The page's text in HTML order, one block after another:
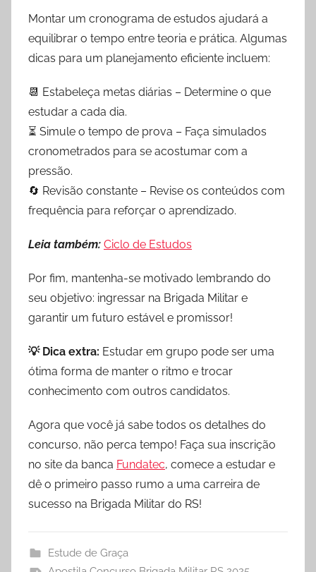
Montar um cronograma de estudos ajudará a
equilibrar o tempo entre teoria e prática. Algumas
dicas para um planejamento eficiente incluem:
📆 Estabeleça metas diárias – Determine o que
estudar a cada dia.
⏳ Simule o tempo de prova – Faça simulados
cronometrados para se acostumar com a
pressão.
🔄 Revisão constante – Revise os conteúdos com
frequência para reforçar o aprendizado.
Leia também: Ciclo de Estudos
Por fim, mantenha-se motivado lembrando do
seu objetivo: ingressar na Brigada Militar e
garantir um futuro estável e promissor!
💡 Dica extra: Estudar em grupo pode ser uma
ótima forma de manter o ritmo e trocar
conhecimento com outros candidatos.
Agora que você já sabe todos os detalhes do
concurso, não perca tempo! Faça sua inscrição
no site da banca Fundatec, comece a estudar e
dê o primeiro passo rumo a uma carreira de
sucesso na Brigada Militar do RS!
Estude de Graça